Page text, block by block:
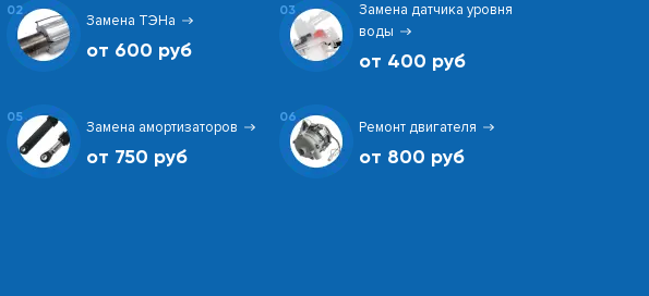
02
Замена ТЭНа
от 600 руб
03
Замена датчика уровня
воды
от 400 руб
05
Замена амортизаторов
от 750 руб
06
Ремонт двигателя
от 800 руб